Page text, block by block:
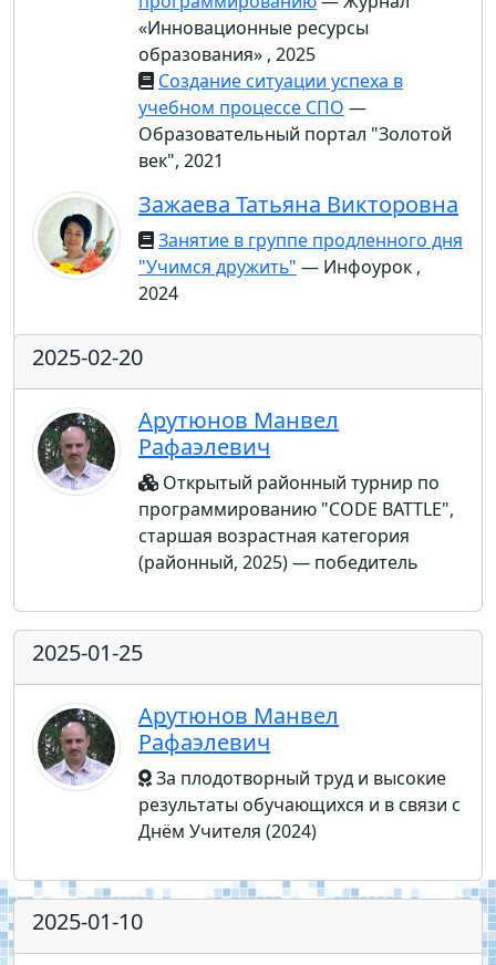
«Инновационные ресурсы
образования» , 2025
Создание ситуации успеха в
учебном процессе СПО —
Образовательный портал "Золотой
век", 2021
Зажаева Татьяна Викторовна
Занятие в группе продленного дня
"Учимся дружить" — Инфоурок ,
2024
2025-02-20
Арутюнов Манвел
Рафаэлевич
Открытый районный турнир по
программированию "CODE BATTLE",
старшая возрастная категория
(районный, 2025) — победитель
2025-01-25
Арутюнов Манвел
Рафаэлевич
За плодотворный труд и высокие
результаты обучающихся и в связи с
Днём Учителя (2024)
2025-01-10